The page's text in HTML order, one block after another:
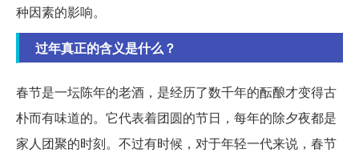
种因素的影响。
过年真正的含义是什么？
春节是一坛陈年的老酒，是经历了数千年的酝酿才变得古
朴而有味道的。它代表着团圆的节日，每年的除夕夜都是
家人团聚的时刻。不过有时候，对于年轻一代来说，春节